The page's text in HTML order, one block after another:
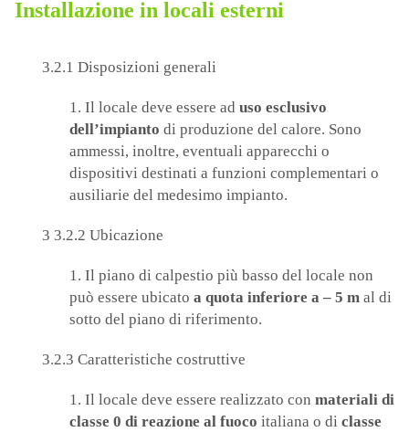
Installazione in locali esterni
3.2.1 Disposizioni generali
1. Il locale deve essere ad uso esclusivo
dell’impianto di produzione del calore. Sono
ammessi, inoltre, eventuali apparecchi o
dispositivi destinati a funzioni complementari o
ausiliarie del medesimo impianto.
3 3.2.2 Ubicazione
1. Il piano di calpestio più basso del locale non
può essere ubicato a quota inferiore a – 5 m al di
sotto del piano di riferimento.
3.2.3 Caratteristiche costruttive
1. Il locale deve essere realizzato con materiali di
classe 0 di reazione al fuoco italiana o di classe